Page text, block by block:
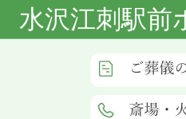
水沢江刺駅前